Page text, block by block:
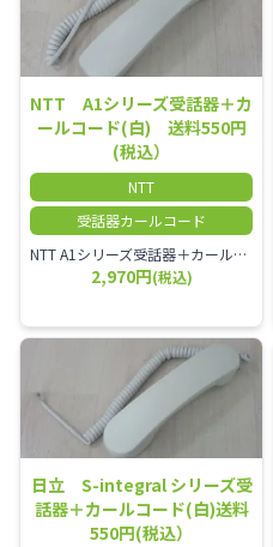
NTT A1シリーズ受話器＋カ
ールコード(白) 送料550円
(税込）
NTT
受話器カールコード
NTT A1シリーズ受話器＋カールコード セット／本商品は中古品となります。 写真では分かりにくいキズ・汚れなどの使用感があります。 経年変化で日焼けの色味が強くなる場合がございます。 予めご理解・ご了承頂きますようお願いいたします。
2,970円(税込)
日立 S-integral シリーズ受
話器＋カールコード(白)送料
550円(税込）